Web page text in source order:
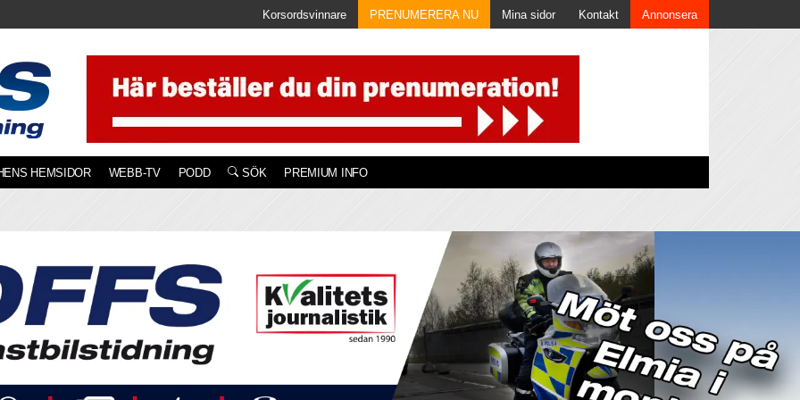
Korsordsvinnare PRENUMERERA NU Mina sidor Kontakt Annonsera
HEMSIDOR WEBB-TV PODD SÖK PREMIUM INFO